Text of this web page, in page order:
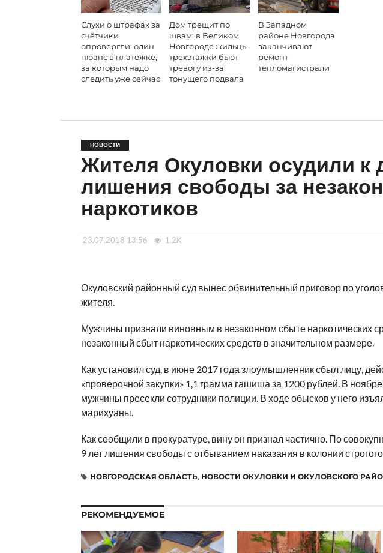
Слухи о штрафах за
счётчики
опровергли: один
нюанс в платёжке,
за которым надо
следить уже сейчас
Дом трещит по
швам: в Великом
Новгороде жильцы
трехэтажки бьют
тревогу из-за
тонущего подвала
В Западном
районе Новгорода
заканчивают
ремонт
тепломагистрали
НОВОСТИ
Жителя Окуловки осудили к
лишения свободы за
наркотиков
23.07.2018 13:56 1.2K
Окуловский районный суд вынес обвинительный приговор по
жителя.
Мужчины признали виновным в незаконном сбыте наркотических
незаконный сбыт наркотических средств в значительном размере.
Как установил суд, в июне 2017 года злоумышленник сбыл лицу,
«проверочной закупки» 1,1 грамма гашиша за 1200 рублей. В ноябре
мужчины пресекли сотрудники полиции. В ходе обысков у него
марихуаны.
Как сообщили в прокуратуре, вину он признал частично. По
9 лет лишения свободы с отбыванием наказания в колонии
НОВГОРОДСКАЯ ОБЛАСТЬ, НОВОСТИ ОКУЛОВКИ И ОКУЛОВСКОГО
РЕКОМЕНДУЕМОЕ